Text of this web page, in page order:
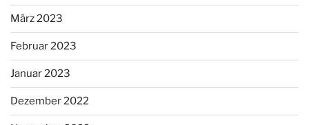
März 2023
Februar 2023
Januar 2023
Dezember 2022